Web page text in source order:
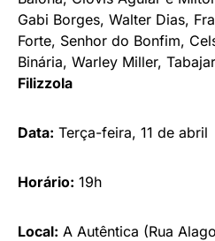
Gabi Borges, Walter Dias,
Forte, Senhor do Bonfim,
Binária, Warley Miller,
Filizzola
Data: Terça-feira, 11 de abril
Horário: 19h
Local: A Autêntica (Rua